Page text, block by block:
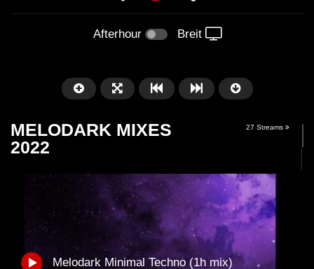
Afterhour Breit
01:01:41
Arnstadt – Arntekk Restart //
58:21
Arnstadt – Arntekk
MELODARK MIXES
2022
27 Streams
Melodark Minimal Techno (1h mix)